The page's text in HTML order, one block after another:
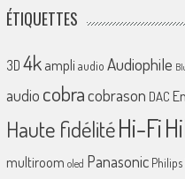
ÉTIQUETTES
3D 4k ampliaudio Audiophile
audio cobracobrason DAC
Haute fidélitéHi-Fi
multiroom oled Panasonic Philips